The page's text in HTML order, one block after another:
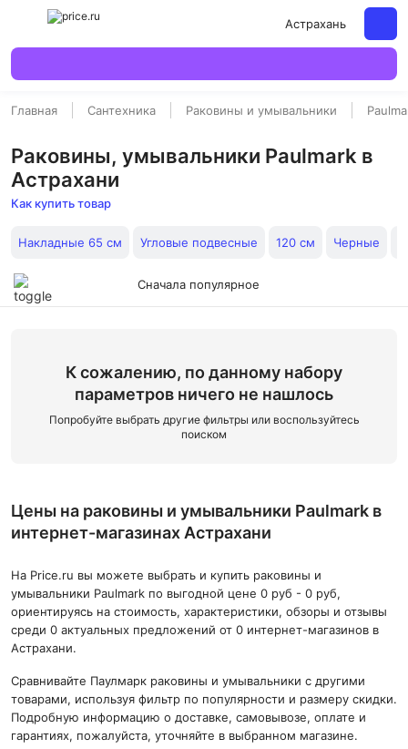
Астрахань
Главная Сантехника Раковины и умывальники
Раковины, умывальники Paulmark в
Астрахани
Как купить товар
Накладные 65 см Угловые подвесные 120 см Черные
Сначала популярное
К сожалению, по данному набору
параметров ничего не нашлось
Попробуйте выбрать другие фильтры или воспользуйтесь
поиском
Цены на раковины и умывальники Paulmark в
интернет-магазинах Астрахани
На Price.ru вы можете выбрать и купить раковины и
умывальники Paulmark по выгодной цене 0 руб - 0 руб,
ориентируясь на стоимость, характеристики, обзоры и отзывы
среди 0 актуальных предложений от 0 интернет-магазинов в
Астрахани.
Сравнивайте Паулмарк раковины и умывальники с другими
товарами, используя фильтр по популярности и размеру скидки.
Подробную информацию о доставке, самовывозе, оплате и
гарантиях, пожалуйста, уточняйте в выбранном магазине.